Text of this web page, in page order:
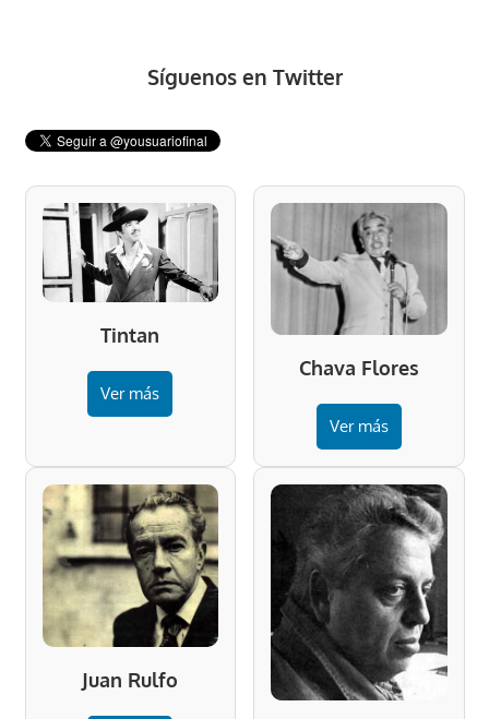
Síguenos en Twitter
Tintan
Ver más
Chava Flores
Ver más
Juan Rulfo